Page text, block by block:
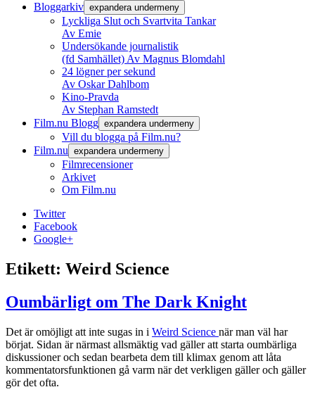
Bloggarkiv expandera undermeny
Lyckliga Slut och Svartvita Tankar
Av Emie
Undersökande journalistik
(fd Samhället) Av Magnus Blomdahl
24 lögner per sekund
Av Oskar Dahlbom
Kino-Pravda
Av Stephan Ramstedt
Film.nu Blogg expandera undermeny
Vill du blogga på Film.nu?
Film.nu expandera undermeny
Filmrecensioner
Arkivet
Om Film.nu
Twitter
Facebook
Google+
Etikett: Weird Science
Oumbärligt om The Dark Knight
Det är omöjligt att inte sugas in i Weird Science när man väl har
börjat. Sidan är närmast allsmäktig vad gäller att starta oumbärliga
diskussioner och sedan bearbeta dem till klimax genom att låta
kommentatorsfunktionen gå varm när det verkligen gäller och gäller
gör det ofta.